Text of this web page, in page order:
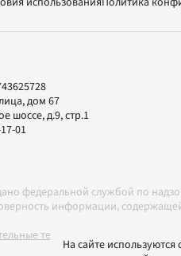
дом 67
шоссе, д.9, стр.1
01
федеральной службой по
информации,
технологии в соответствии с
На сайте